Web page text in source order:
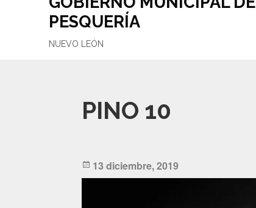
PESQUERÍA
NUEVO LEÓN
PINO 10
Posted
on
13 diciembre, 2019